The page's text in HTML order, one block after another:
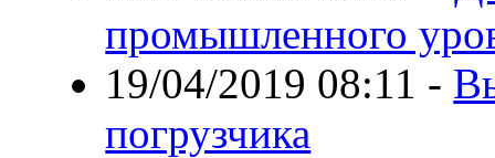
промышленного
19/04/2019 08:11 -
погрузчика